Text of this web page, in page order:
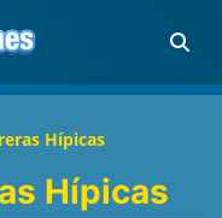
Hípicas
Hípicas